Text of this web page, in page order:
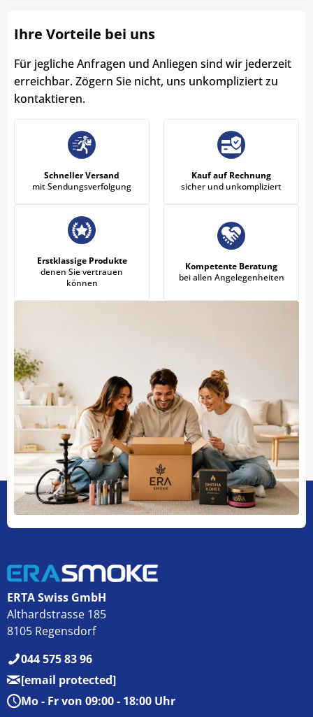
Ihre Vorteile bei uns
Für jegliche Anfragen und Anliegen sind wir jederzeit
erreichbar. Zögern Sie nicht, uns unkompliziert zu
kontaktieren.
Schneller Versand
mit Sendungsverfolgung
Kauf auf Rechnung
sicher und unkompliziert
Erstklassige Produkte
denen Sie vertrauen
können
Kompetente Beratung
bei allen Angelegenheiten
ERTA Swiss GmbH
Althardstrasse 185
8105 Regensdorf
044 575 83 96
[email protected]
Mo - Fr von 09:00 - 18:00 Uhr